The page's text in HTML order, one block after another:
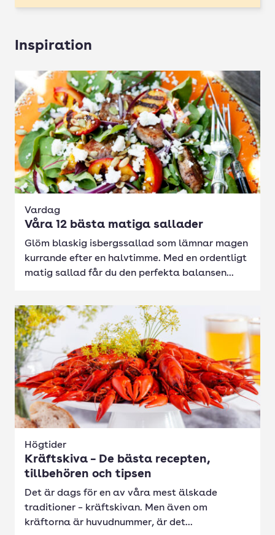
Inspiration
Vardag
Våra 12 bästa matiga sallader
Glöm blaskig isbergssallad som lämnar magen
kurrande efter en halvtimme. Med en ordentligt
matig sallad får du den perfekta balansen...
Högtider
Kräftskiva – De bästa recepten,
tillbehören och tipsen
Det är dags för en av våra mest älskade
traditioner – kräftskivan. Men även om
kräftorna är huvudnummer, är det...